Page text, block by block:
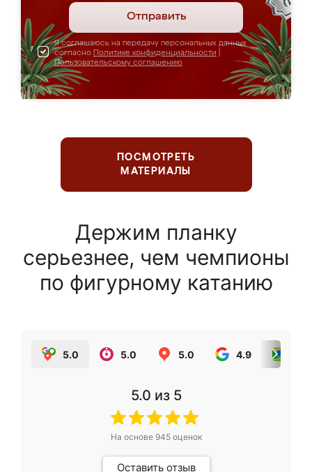
Отправить
Я соглашаюсь на передачу персональных данных
согласно Политике конфиденциальности
Пользовательскому соглашению
ПОСМОТРЕТЬ
МАТЕРИАЛЫ
Держим планку
серьезнее, чем чемпионы
по фигурному катанию
5.0 5.0 5.0 4.9
5.0 из 5
На основе 945оценок
Оставить отзыв